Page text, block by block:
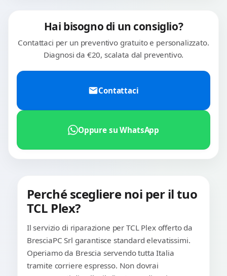
Hai bisogno di un consiglio?
Contattaci per un preventivo gratuito e personalizzato.
Diagnosi da €20, scalata dal preventivo.
Contattaci
Oppure su WhatsApp
Perché scegliere noi per il tuo
TCL Plex?
Il servizio di riparazione per TCL Plex offerto da
BresciaPC Srl garantisce standard elevatissimi.
Operiamo da Brescia servendo tutta Italia
tramite corriere espresso. Non dovrai